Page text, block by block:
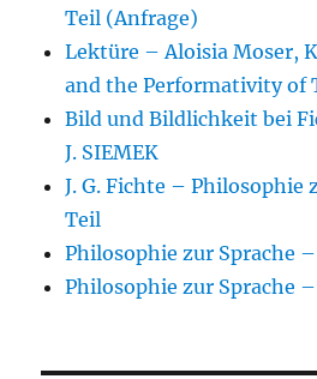
Teil (Anfrage)
Lektüre – Aloisia Moser,
and the Performativity of
Bild und Bildlichkeit bei
J. SIEMEK
J. G. Fichte – Philosophie
Teil
Philosophie zur Sprache
Philosophie zur Sprache